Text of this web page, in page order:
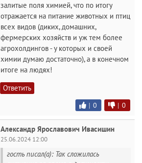
залитые поля химией, что по итогу
отражается на питание животных и птиц
всех видов (диких, домашних,
фермерских хозяйств и уж тем более
агрохолдингов - у которых и своей
химии думаю достаточно), а в конечном
итоге на людях!
Ответить
| 0 | 0
Александр Ярославович Ивасишин
25.06.2024 12:00
гость писал(а): Так сложилась